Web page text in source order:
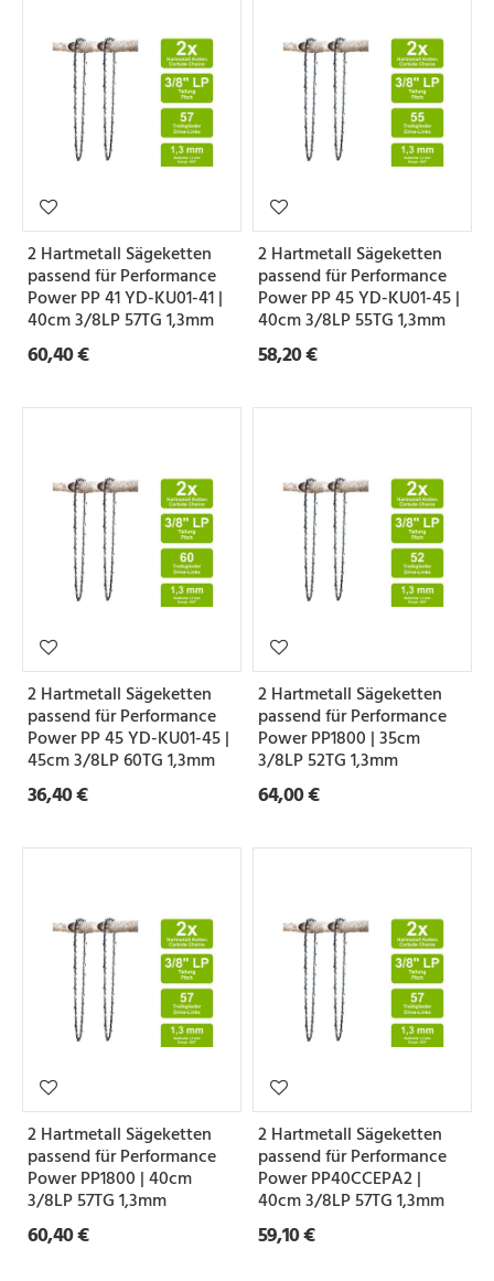
2 Hartmetall Sägeketten
passend für Performance
Power PP 41 YD-KU01-41 |
40cm 3/8LP 57TG 1,3mm
60,40 €
2 Hartmetall Sägeketten
passend für Performance
Power PP 45 YD-KU01-45 |
40cm 3/8LP 55TG 1,3mm
58,20 €
2 Hartmetall Sägeketten
passend für Performance
Power PP 45 YD-KU01-45 |
45cm 3/8LP 60TG 1,3mm
36,40 €
2 Hartmetall Sägeketten
passend für Performance
Power PP1800 | 35cm
3/8LP 52TG 1,3mm
64,00 €
2 Hartmetall Sägeketten
passend für Performance
Power PP1800 | 40cm
3/8LP 57TG 1,3mm
60,40 €
2 Hartmetall Sägeketten
passend für Performance
Power PP40CCEPA2 |
40cm 3/8LP 57TG 1,3mm
59,10 €
o
m
e
t